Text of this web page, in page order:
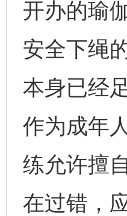
开办的瑜
安全下绳
本身已经
作为成年
练允许擅
在过错，